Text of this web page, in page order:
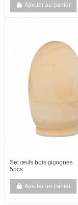
Ajouter au panier
Set œufs bois gigognes
5pcs
Ajouter au panier